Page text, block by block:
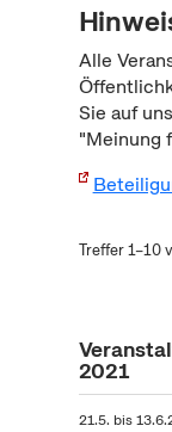
Alle
Sie auf
"Meinung
Treffer 1–10
2021
21.5. bis